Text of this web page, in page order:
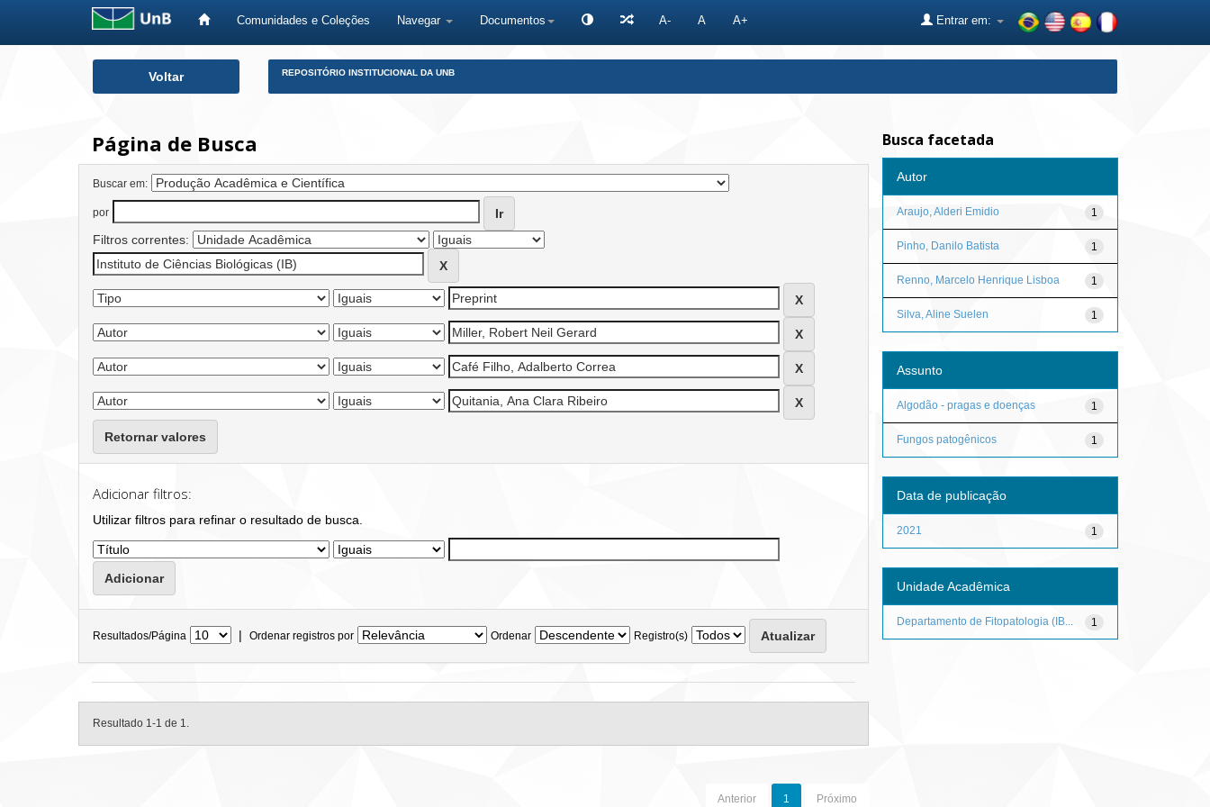
Comunidades e Coleções Navegar Documentos A- A A+ Entrar em:
Voltar REPOSITÓRIO INSTITUCIONAL DA UNB
Página de Busca
Buscar em:
por
Filtros correntes:
Retornar valores
Adicionar filtros:
Utilizar filtros para refinar o resultado de busca.
Resultados/Página | Ordenar registros por Ordenar Registro(s)
Resultado 1-1 de 1.
Anterior 1 Próximo
Busca facetada
Autor
1
Araujo, Alderi Emidio
1
Pinho, Danilo Batista
1
Renno, Marcelo Henrique Lisboa
1
Silva, Aline Suelen
Assunto
1
Algodão - pragas e doenças
1
Fungos patogênicos
Data de publicação
1
2021
Unidade Acadêmica
1
Departamento de Fitopatologia (IB...